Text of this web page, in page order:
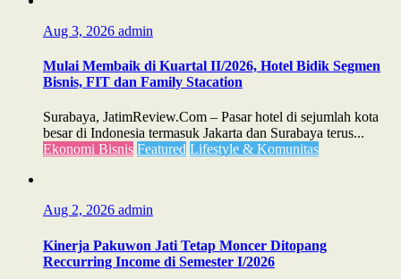
Aug 3, 2026 admin
Mulai Membaik di Kuartal II/2026, Hotel Bidik Segmen
Bisnis, FIT dan Family Stacation
Surabaya, JatimReview.Com – Pasar hotel di sejumlah kota
besar di Indonesia termasuk Jakarta dan Surabaya terus...
Ekonomi Bisnis Featured Lifestyle & Komunitas
Aug 2, 2026 admin
Kinerja Pakuwon Jati Tetap Moncer Ditopang
Reccurring Income di Semester I/2026